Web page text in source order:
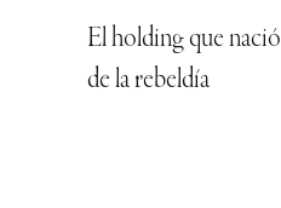
El holding que nació
de la rebeldía